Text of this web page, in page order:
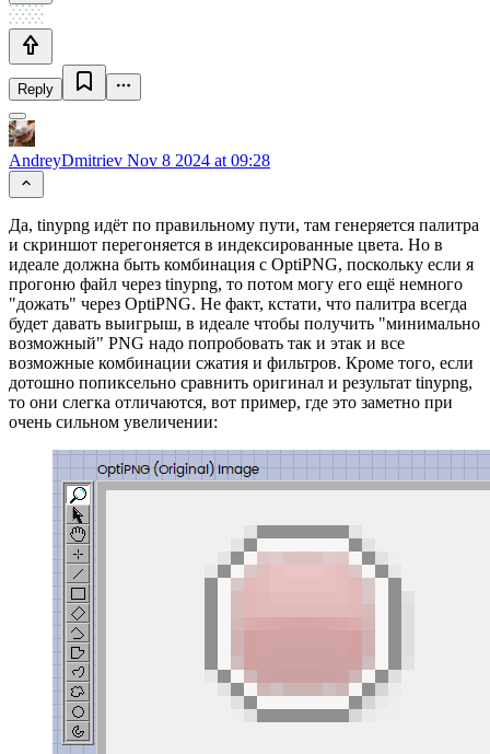
Reply
AndreyDmitriev Nov 8 2024 at 09:28
Да, tinypng идёт по правильному пути, там генеряется палитра
и скриншот перегоняется в индексированные цвета. Но в
идеале должна быть комбинация с OptiPNG, поскольку если я
прогоню файл через tinypng, то потом могу его ещё немного
"дожать" через OptiPNG. Не факт, кстати, что палитра всегда
будет давать выигрыш, в идеале чтобы получить "минимально
возможный" PNG надо попробовать так и этак и все
возможные комбинации сжатия и фильтров. Кроме того, если
дотошно попиксельно сравнить оригинал и результат tinypng,
то они слегка отличаются, вот пример, где это заметно при
очень сильном увеличении: